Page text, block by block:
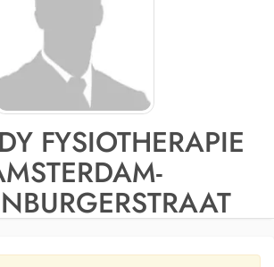
FYSIOTHERAPIE